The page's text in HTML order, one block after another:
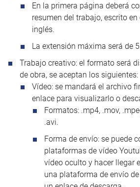
En la primera página deberá
resumen del trabajo, escrito
inglés.
La extensión máxima será de
Trabajo creativo: el formato será
de obra, se aceptan los siguientes:
Vídeo: se mandará el archivo
enlace para visualizarlo o
Formatos: .mp4, .mov,
.avi.
Forma de envío: se puede
plataformas de vídeo
vídeo oculto y hacer llegar
una plataforma de envío